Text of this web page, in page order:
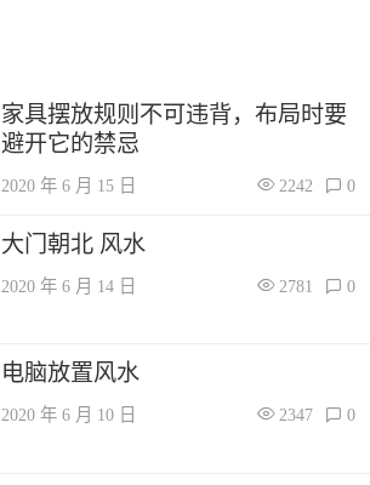
家具摆放规则不可违背，布局时要
避开它的禁忌
2020 年 6 月 15 日 2242 0
大门朝北 风水
2020 年 6 月 14 日 2781 0
电脑放置风水
2020 年 6 月 10 日 2347 0